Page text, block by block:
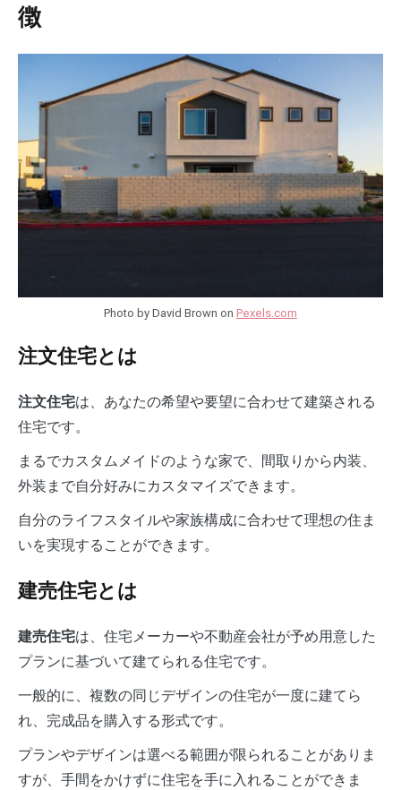
徴
Photo by David Brown on Pexels.com
注文住宅とは
注文住宅は、あなたの希望や要望に合わせて建築される
住宅です。
まるでカスタムメイドのような家で、間取りから内装、
外装まで自分好みにカスタマイズできます。
自分のライフスタイルや家族構成に合わせて理想の住ま
いを実現することができます。
建売住宅とは
建売住宅は、住宅メーカーや不動産会社が予め用意した
プランに基づいて建てられる住宅です。
一般的に、複数の同じデザインの住宅が一度に建てら
れ、完成品を購入する形式です。
プランやデザインは選べる範囲が限られることがありま
すが、手間をかけずに住宅を手に入れることができま